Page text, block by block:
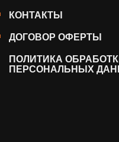
КОНТАКТЫ
ДОГОВОР ОФЕРТЫ
ПОЛИТИКА
ПЕРСОНАЛЬНЫХ